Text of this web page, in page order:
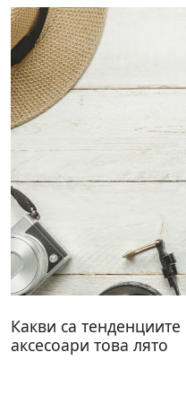
Какви са
аксесоари това лято